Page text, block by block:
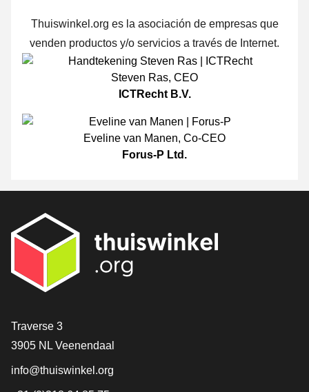
Thuiswinkel.org es la asociación de empresas que
venden productos y/o servicios a través de Internet.
Steven Ras, CEO
ICTRecht B.V.
Eveline van Manen, Co-CEO
Forus-P Ltd.
[_General:Contact]
Traverse 3
3905 NL Veenendaal
info@thuiswinkel.org